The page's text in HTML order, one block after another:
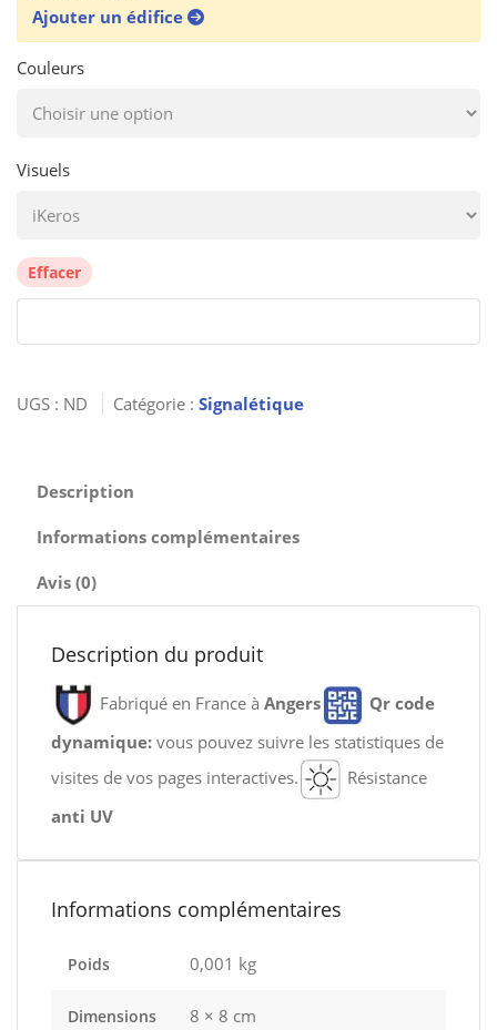
Ajouter un édifice
Couleurs
Visuels
Effacer
UGS : ND Catégorie : Signalétique
Description
Informations complémentaires
Avis (0)
Description du produit
Fabriqué en France à Angers
Qr code
dynamique: vous pouvez suivre les statistiques de
visites de vos pages interactives.
Résistance
anti UV
Informations complémentaires
Poids 0,001 kg
Dimensions 8 × 8 cm